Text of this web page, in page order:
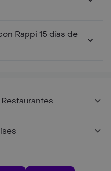
Rappi 15 días de